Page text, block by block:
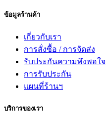
ข้อมูลร้านค้า
เกี่ยวกับเรา
การสั่งซื้อ / การจัดส่ง
รับประกันความพึงพอใจ
การรับประกัน
แผนที่ร้านฯ
บริการของเรา